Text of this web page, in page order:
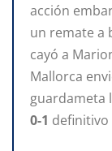
acción
un remate a
cayó a
Mallorca
guardameta
0-1 definitivo